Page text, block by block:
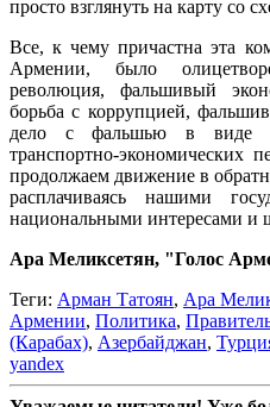
просто взглянуть на карту со
Все, к чему причастна эта
Армении, было
революция, фальшивый
борьба с коррупцией,
дело с фальшью в виде
транспортно-экономических
продолжаем движение в
расплачиваясь нашими
национальными интересами
Ара Меликсетян, "Голос
Теги: Арман Татоян, Ара
Армении, Политика,
(Карабах), Азербайджан,
yandex